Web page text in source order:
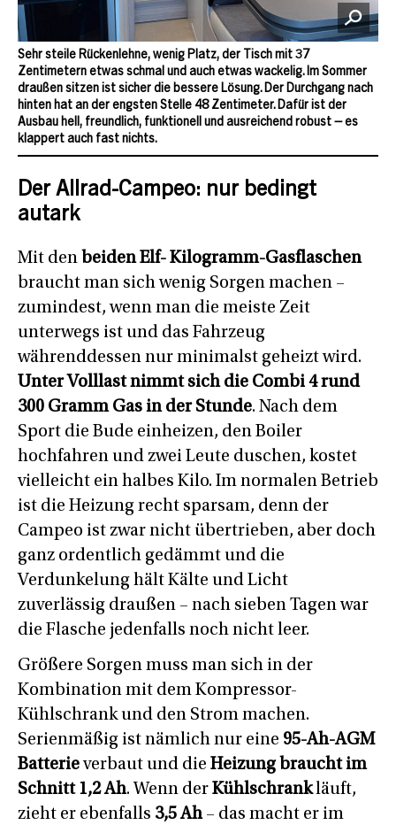
Sehr steile Rückenlehne, wenig Platz, der Tisch mit 37
Zentimetern etwas schmal und auch etwas wackelig. Im Sommer
draußen sitzen ist sicher die bessere Lösung. Der Durchgang nach
hinten hat an der engsten Stelle 48 Zentimeter. Dafür ist der
Ausbau hell, freundlich, funktionell und ausreichend robust – es
klappert auch fast nichts.
Der Allrad-Campeo: nur bedingt
autark
Mit den beiden Elf- Kilogramm-Gasflaschen
braucht man sich wenig Sorgen machen –
zumindest, wenn man die meiste Zeit
unterwegs ist und das Fahrzeug
währenddessen nur minimalst geheizt wird.
Unter Volllast nimmt sich die Combi 4 rund
300 Gramm Gas in der Stunde. Nach dem
Sport die Bude einheizen, den Boiler
hochfahren und zwei Leute duschen, kostet
vielleicht ein halbes Kilo. Im normalen Betrieb
ist die Heizung recht sparsam, denn der
Campeo ist zwar nicht übertrieben, aber doch
ganz ordentlich gedämmt und die
Verdunkelung hält Kälte und Licht
zuverlässig draußen – nach sieben Tagen war
die Flasche jedenfalls noch nicht leer.
Größere Sorgen muss man sich in der
Kombination mit dem Kompressor-
Kühlschrank und den Strom machen.
Serienmäßig ist nämlich nur eine 95-Ah-AGM
Batterieverbaut und die Heizung braucht im
Schnitt 1,2 Ah. Wenn der Kühlschrankläuft,
zieht er ebenfalls 3,5 Ah– das macht er im